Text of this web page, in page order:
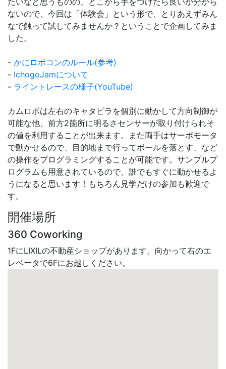
ないので、今回は「体験会」という形で、とりあえずみん
なで触って試してみませんか？ということで企画してみま
した。
- かにロボコンのルール(参考)
- IchogoJamについて
- ライントレースの様子(YouTube)
カムロボは左右のキャタピラを個別に動かして方向制御が
可能な他、前方2箇所に明るさセンサーが取り付けられそ
の値を利用することが出来ます。また両手はサーボモータ
で動かせるので、目的地まで行ってボールを落とす、など
の操作をプログラミングすることが可能です。サンプルプ
ログラムも用意されているので、誰でもすぐに動かせるよ
うになると思います！もちろん見学だけの参加も歓迎で
す。
開催場所
360 Coworking
1FにLIXILの不動産ショップがあります。向かって右のエ
レベータで6Fにお越しください。